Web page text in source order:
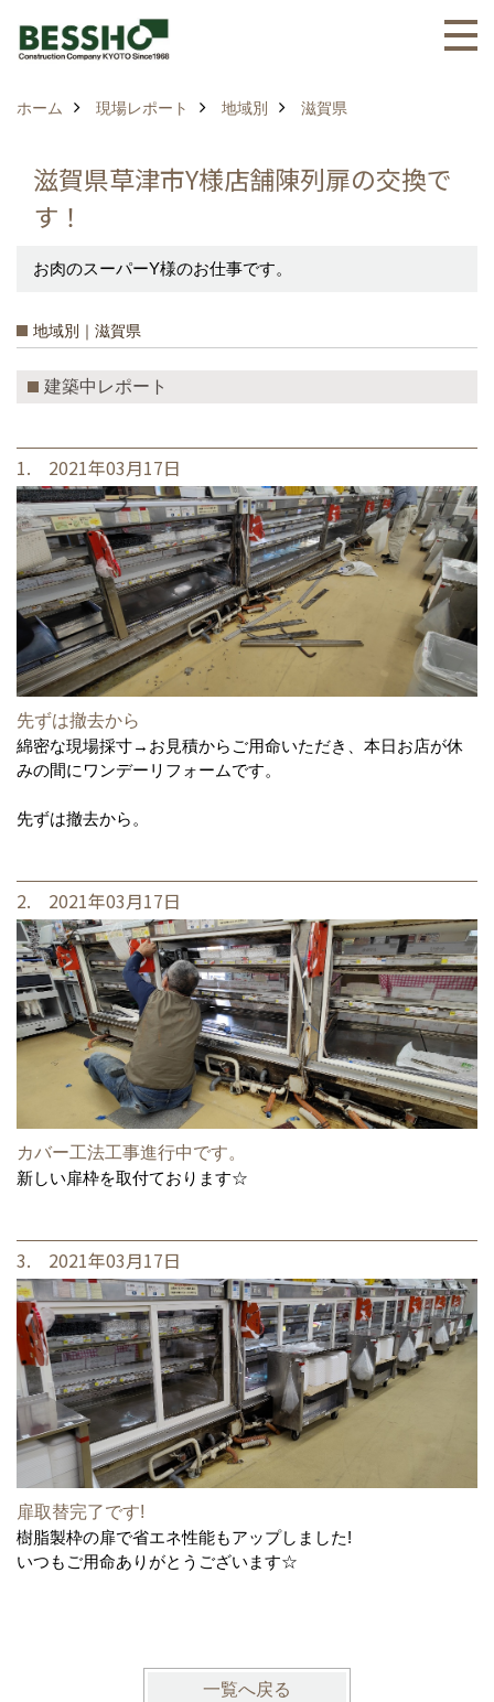
ホーム 現場レポート 地域別 滋賀県
滋賀県草津市Y様店舗陳列扉の交換で
す！
お肉のスーパーY様のお仕事です。
地域別｜滋賀県
建築中レポート
1. 2021年03月17日
先ずは撤去から
綿密な現場採寸→お見積からご用命いただき、本日お店が休
みの間にワンデーリフォームです。
先ずは撤去から。
2. 2021年03月17日
カバー工法工事進行中です。
新しい扉枠を取付ております☆
3. 2021年03月17日
扉取替完了です!
樹脂製枠の扉で省エネ性能もアップしました!
いつもご用命ありがとうございます☆
一覧へ戻る